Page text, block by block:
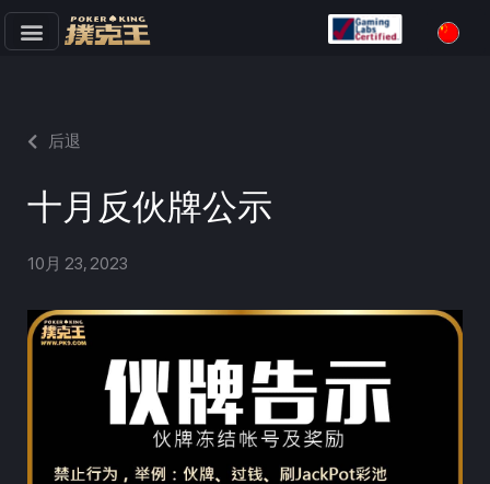
文
后退
十月反伙牌公示
10月 23, 2023